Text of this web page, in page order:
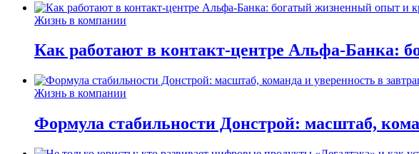
Жизнь в компании
Как работают в контакт-центре Альфа-Банка:
Жизнь в компании
Формула стабильности Донстрой: масштаб,